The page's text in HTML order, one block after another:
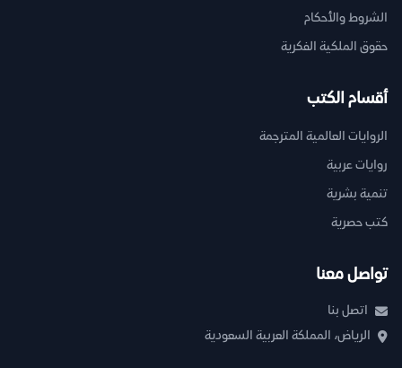
الشروط والأحكام
حقوق الملكية الفكرية
أقسام الكتب
الروايات العالمية المترجمة
روايات عربية
تنمية بشرية
كتب حصرية
تواصل معنا
اتصل بنا
الرياض، المملكة العربية السعودية